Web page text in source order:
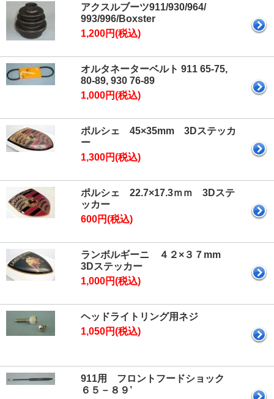
アクスルブーツ911/930/964/
993/996/Boxster
1,200円(税込)
オルタネーターベルト 911 65-75,
80-89, 930 76-89
1,000円(税込)
ポルシェ 45×35mm 3Dステッカ
ー
1,300円(税込)
ポルシェ 22.7×17.3ｍｍ 3Dステ
ッカー
600円(税込)
ランボルギーニ ４２×３７mm
3Dステッカー
1,000円(税込)
ヘッドライトリング用ネジ
1,050円(税込)
911用 フロントフードショック
６５－８９’